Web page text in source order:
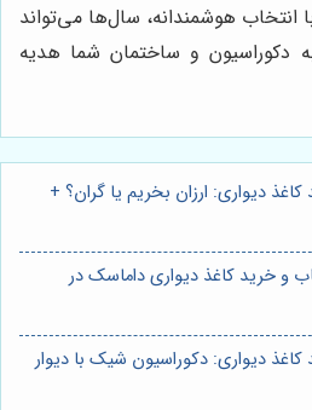
هوشمندانه، سال‌ها می‌تواند
دکوراسیون و ساختمان شما هدیه
دیواری: ارزان بخریم یا گران؟ +
و خرید کاغذ دیواری داماسک در
کاغذ دیواری: دکوراسیون شیک با دیوار